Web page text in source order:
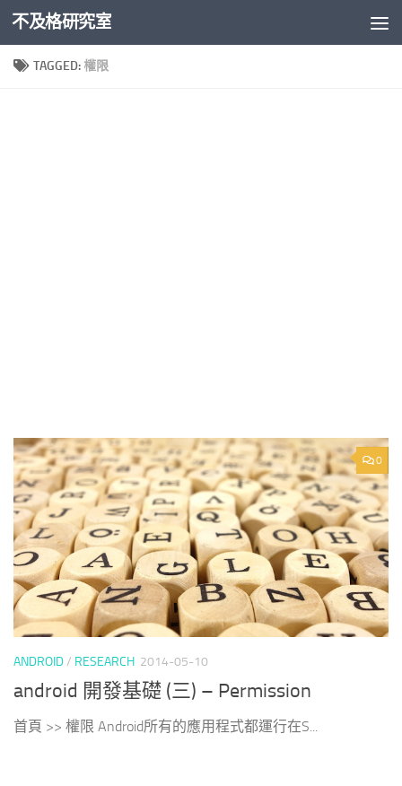
Skip to content
不及格研究室
TAGGED: 權限
0
ANDROID/ RESEARCH 2014-05-10
android 開發基礎 (三) – Permission
首頁 >> 權限 Android所有的應用程式都運行在S...